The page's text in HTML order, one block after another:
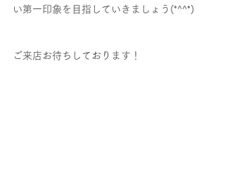
い第一印象を目指していきましょう(*^^*)
ご来店お待ちしております！